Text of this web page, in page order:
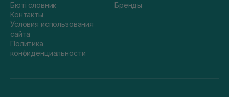
Бюті словник
Контакты
Условия использования
сайта
Политика
конфиденциальности
Бренды